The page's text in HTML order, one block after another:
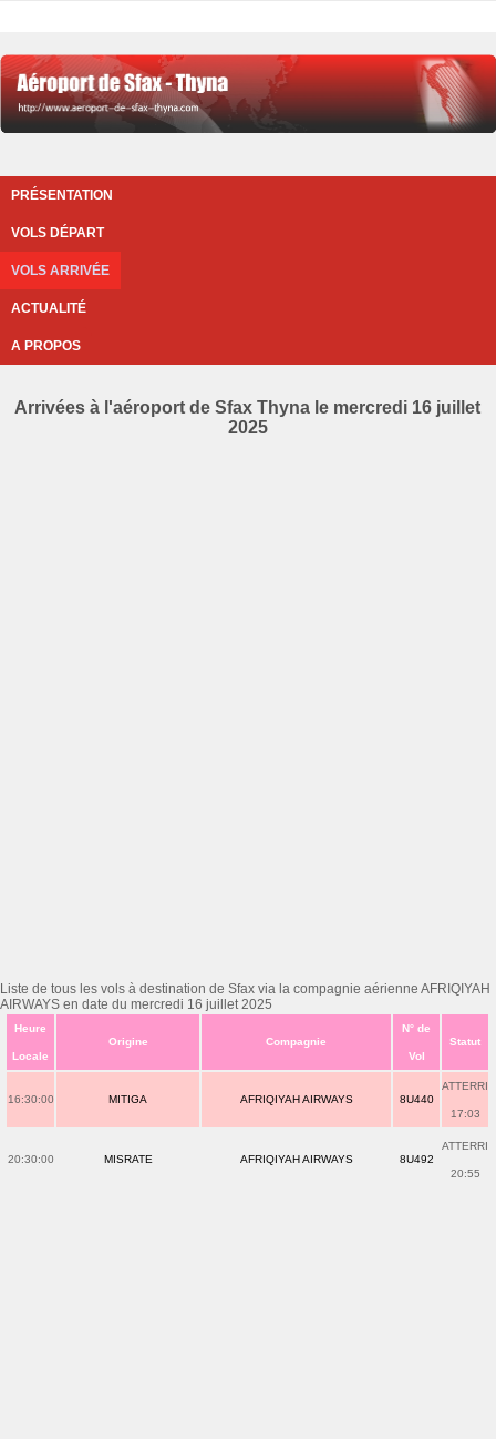
PRÉSENTATION
VOLS DÉPART
VOLS ARRIVÉE
ACTUALITÉ
A PROPOS
Arrivées à l'aéroport de Sfax Thyna le mercredi 16 juillet
2025
Liste de tous les vols à destination de Sfax via la compagnie aérienne AFRIQIYAH
AIRWAYS en date du mercredi 16 juillet 2025
Heure
Locale
Origine Compagnie
N° de
Vol
Statut
16:30:00 MITIGA AFRIQIYAH AIRWAYS 8U440
ATTERRI
17:03
20:30:00 MISRATE AFRIQIYAH AIRWAYS 8U492
ATTERRI
20:55